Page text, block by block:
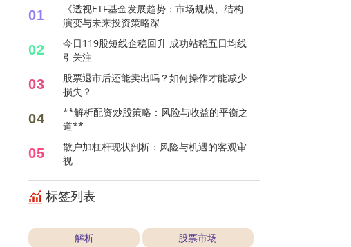
01
《透视ETF基金发展趋势：市场规模、结构
演变与未来投资策略深
02
今日119股短线企稳回升 成功站稳五日均线
引关注
03
股票退市后还能卖出吗？如何操作才能减少
损失？
04
**解析配资炒股策略：风险与收益的平衡之
道**
05
散户加杠杆现状剖析：风险与机遇的客观审
视
标签列表
解析 股票市场